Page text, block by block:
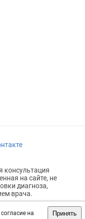
на
Принять
консультация
на сайте, не
диагноза,
врача.